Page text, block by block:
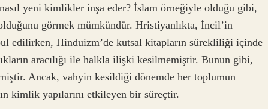
yeni kimlikler inşa eder? İslam örneğiyle olduğu gibi,
görmek mümkündür. Hristiyanlıkta, İncil’in
edilirken, Hinduizm’de kutsal kitapların sürekliliği içinde
aracılığı ile halkla ilişki kesilmemiştir. Bunun gibi,
Ancak, vahyin kesildiği dönemde her toplumun
kimlik yapılarını etkileyen bir süreçtir.